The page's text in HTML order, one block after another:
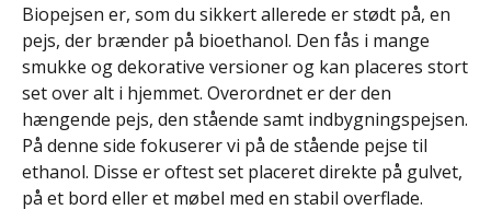
Biopejsen er, som du sikkert allerede er stødt på, en
pejs, der brænder på bioethanol. Den fås i mange
smukke og dekorative versioner og kan placeres stort
set over alt i hjemmet. Overordnet er der den
hængende pejs, den stående samt indbygningspejsen.
På denne side fokuserer vi på de stående pejse til
ethanol. Disse er oftest set placeret direkte på gulvet,
på et bord eller et møbel med en stabil overflade.